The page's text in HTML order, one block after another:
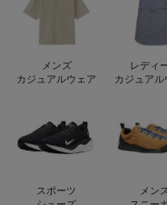
メンズ
カジュアルウェア
レディ
カジュアル
スポーツ
メン